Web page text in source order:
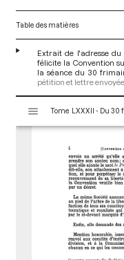
Table des matières
Extrait de l'adresse
félicite la Convention
la séance du 30
pétition et lettre
s